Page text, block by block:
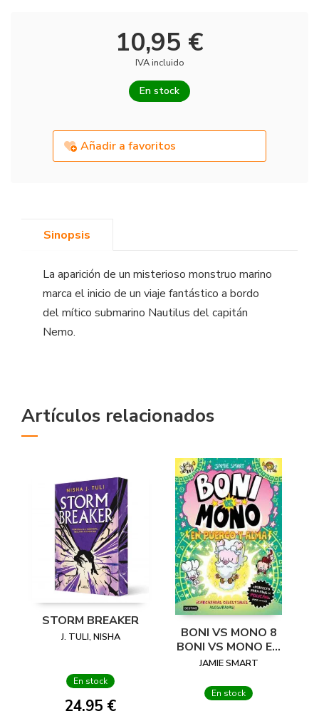
10,95 €
IVA incluido
En stock
Añadir a favoritos
Sinopsis
La aparición de un misterioso monstruo marino
marca el inicio de un viaje fantástico a bordo
del mítico submarino Nautilus del capitán
Nemo.
Artículos relacionados
STORM BREAKER
J. TULI, NISHA
En stock
24,95 €
BONI VS MONO 8
BONI VS MONO EN
PUERCO Y ALMA
JAMIE SMART
En stock